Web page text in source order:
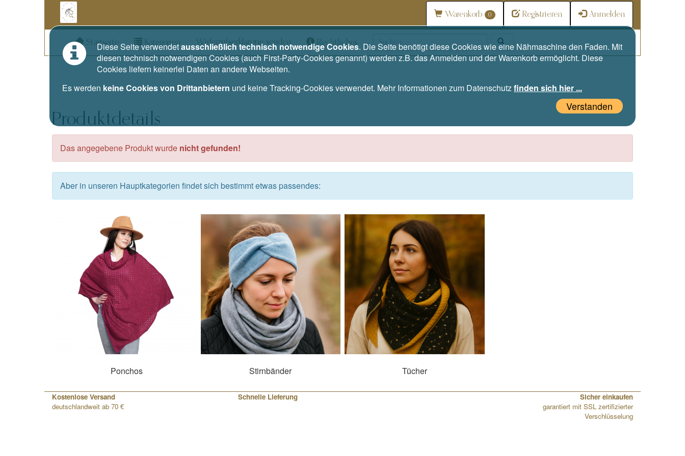
Warenkorb 0 Registrieren Anmelden
Startseite Kategorien Widerrufserklärung senden Rechtliches
Produktdetails
Das angegebene Produkt wurde nicht gefunden!
Aber in unseren Hauptkategorien findet sich bestimmt etwas passendes:
Ponchos Stirnbänder Tücher
Kostenlose Versand
deutschlandweit ab 70 €
Schnelle Lieferung
Sicher einkaufen
garantiert mit SSL zertifizierter
Verschlüsselung
Diese Seite verwendetausschließlich technisch notwendige Cookies. Die Seite benötigt diese Cookies wie eine Nähmaschine den Faden. Mit
diesen technisch notwendigen Cookies (auch First-Party-Cookies genannt) werden z.B. das Anmelden und der Warenkorb ermöglicht. Diese
Cookies liefern keinerlei Daten an andere Webseiten.
Es werden keine Cookies von Drittanbietern und keine Tracking-Cookies verwendet. Mehr Informationen zum Datenschutzfinden sich hier ...
Verstanden